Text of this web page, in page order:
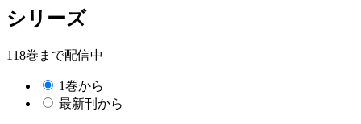
シリーズ
118巻まで配信中
1巻から
最新刊から